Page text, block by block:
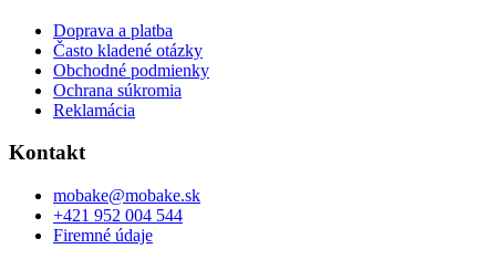
Doprava a platba
Často kladené otázky
Obchodné podmienky
Ochrana súkromia
Reklamácia
Kontakt
mobake@mobake.sk
+421 952 004 544
Firemné údaje